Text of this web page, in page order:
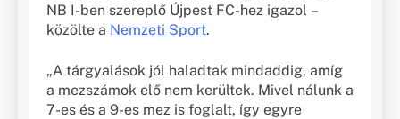
NB I-ben szereplő Újpest FC-hez igazol –
közölte a Nemzeti Sport.
„A tárgyalások jól haladtak mindaddig, amíg
a mezszámok elő nem kerültek. Mivel nálunk a
7-es és a 9-es mez is foglalt, így egyre